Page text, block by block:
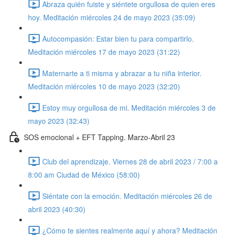
Abraza quién fuiste y siéntete orgullosa de quien eres
hoy. Meditación miércoles 24 de mayo 2023 (35:09)
Autocompasión: Estar bien tu para compartirlo.
Meditación miércoles 17 de mayo 2023 (31:22)
Maternarte a ti misma y abrazar a tu niña interior.
Meditación miércoles 10 de mayo 2023 (32:20)
Estoy muy orgullosa de mi. Meditación miércoles 3 de
mayo 2023 (32:43)
SOS emocional + EFT Tapping. Marzo-Abril 23
Club del aprendizaje. Viernes 28 de abril 2023 / 7:00 a
8:00 am Ciudad de México (58:00)
Siéntate con la emoción. Meditación miércoles 26 de
abril 2023 (40:30)
¿Cómo te sientes realmente aquí y ahora? Meditación